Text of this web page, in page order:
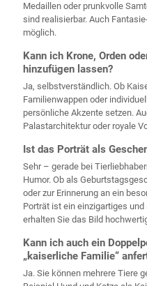
Medaillen oder prunkvolle
sind realisierbar. Auch
möglich.
Kann ich Krone, Orden
hinzufügen lassen?
Ja, selbstverständlich. Ob
Familienwappen oder
persönliche Akzente setzen.
Palastarchitektur oder royale
Ist das Porträt als
Sehr – gerade bei
Humor. Ob als
oder zur Erinnerung an ein
Porträt ist ein einzigartiges
erhalten Sie das Bild
Kann ich auch ein
„kaiserliche Familie“
Ja. Sie können mehrere Tiere